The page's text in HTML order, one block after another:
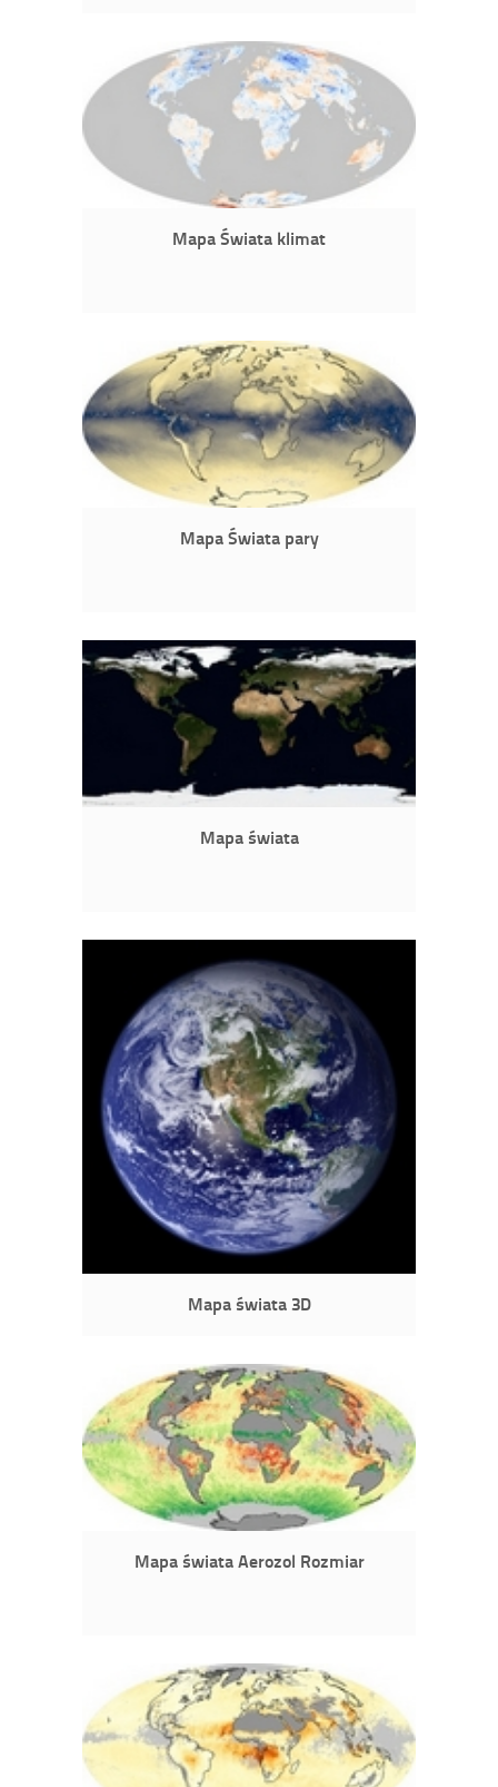
Mapa Świata klimat
Mapa Świata pary
Mapa świata
Mapa świata 3D
Mapa świata Aerozol Rozmiar